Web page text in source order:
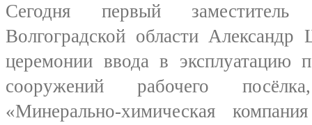
Сегодня первый заместитель
Волгоградской области
церемонии ввода в эксплуатацию
сооружений рабочего
«Минерально-химическая